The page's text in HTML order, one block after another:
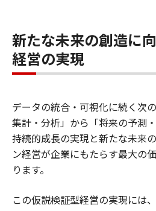
新たな未来の創造に
経営の実現
データの統合・可視化に続く次
集計・分析」から「将来の予測
持続的成長の実現と新たな未来
ン経営が企業にもたらす最大の
ります。
この仮説検証型経営の実現には